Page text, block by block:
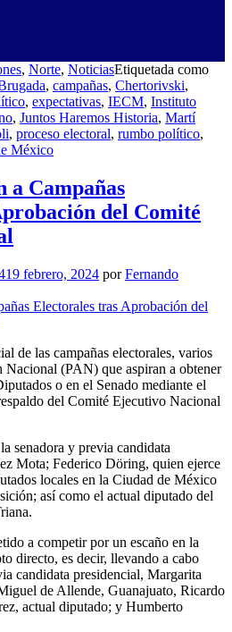
, Norte, NoticiasEtiquetada como
, campañas, Chertorivski,
, expectativas, IECM, Instituto
, Juntos Haremos Historia, Martí
, proceso electoral, rumbo político,
México
a Campañas
del Comité
19 febrero, 2024 porFernando
de las campañas electorales, varios
(PAN) que aspiran a obtener
o en el Senado mediante el
del Comité Ejecutivo Nacional
senadora y previa candidata
Mota; Federico Döring, quien ejerce
locales en la Ciudad de México
así como el actual diputado del
a competir por un escaño en la
directo, es decir, llevando a cabo
candidata presidencial, Margarita
de Allende, Guanajuato, Ricardo
actual diputado; y Humberto